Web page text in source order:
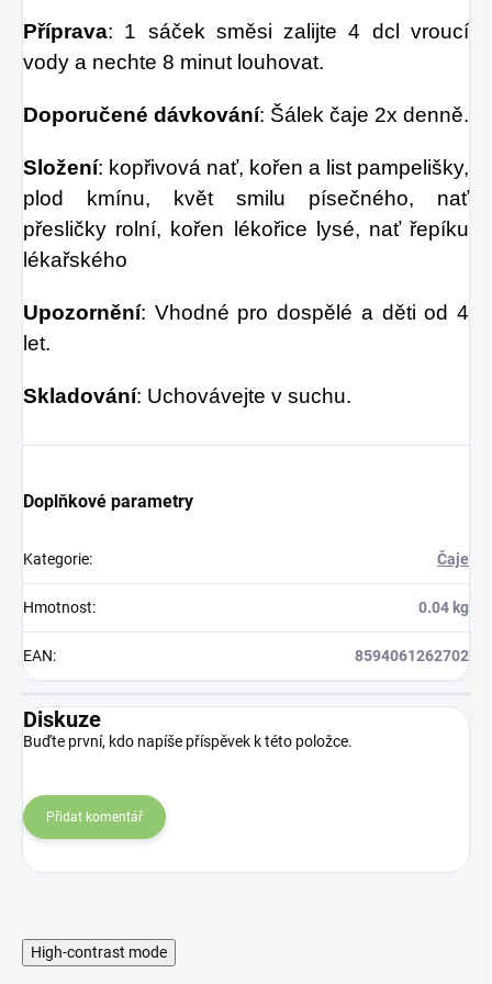
Příprava: 1 sáček směsi zalijte 4 dcl vroucí
vody a nechte 8 minut louhovat.
Doporučené dávkování: Šálek čaje 2x denně.
Složení: kopřivová nať, kořen a list pampelišky,
plod kmínu, květ smilu písečného, nať
přesličky rolní, kořen lékořice lysé, nať řepíku
lékařského
Upozornění: Vhodné pro dospělé a děti od 4
let.
Skladování: Uchovávejte v suchu.
Doplňkové parametry
Kategorie: Čaje
Hmotnost: 0.04 kg
EAN: 8594061262702
Diskuze
Buďte první, kdo napíše příspěvek k této položce.
Přidat komentář
High-contrast mode